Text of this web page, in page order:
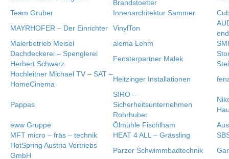
Brandstoetter
Team Gruber
Innenarchitektur Sammer
MAYRHOFER – Der Einrichter
VinylTon
end
Malerbetrieb Meisel
alema Lehm
Dachdeckerei – Spenglerei
Herbert Schwarz
Fensterpartner Malek
Hochleitner Michael TV – SAT –
HomeCinema
Heitzinger Installationen
Pappas
SIRO –
Sicherheitsunternehmen
Rohrhuber
eww Gruppe
Ölmühle Fischlham
MFT micro – fräs – technik
HEAT 4 ALL – Grässling
HotSpring Austria Vertriebs
GmbH
Parzer Schwimmbadtechnik